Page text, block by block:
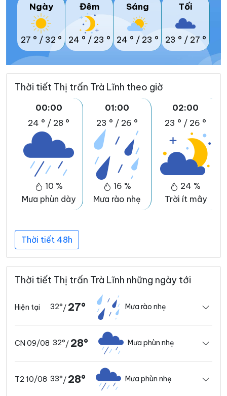
Ngày
27 ° / 32 °
Đêm
24 ° / 23 °
Sáng
24 ° / 23 °
Tối
23 ° / 27 °
Thời tiết Thị trấn Trà Lĩnh theo giờ
00:00
24 ° / 28 °
10 %
Mưa phùn dày
01:00
23 ° / 26 °
16 %
Mưa rào nhẹ
02:00
23 ° / 26 °
24 %
Trời ít mây
Thời tiết 48h
Thời tiết Thị trấn Trà Lĩnh những ngày tới
Hiện tại 32°/ 27° Mưa rào nhẹ
CN 09/08 32°/ 28° Mưa phùn nhẹ
T2 10/08 33°/ 28° Mưa phùn nhẹ